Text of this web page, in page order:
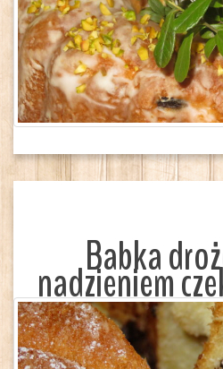
Babka
nadzieniem